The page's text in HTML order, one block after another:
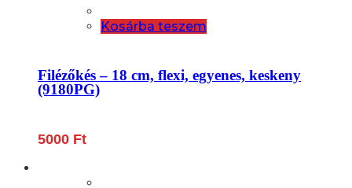
Kosárba teszem
Filézőkés – 18 cm, flexi, egyenes, keskeny
(9180PG)
5000 Ft